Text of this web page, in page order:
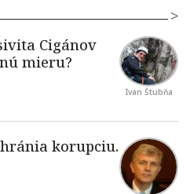
Ivan Štubňa